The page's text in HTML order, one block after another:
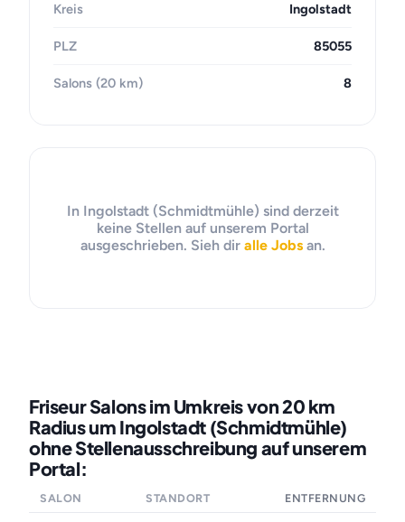
Kreis Ingolstadt
PLZ 85055
Salons (20 km) 8
In Ingolstadt (Schmidtmühle) sind derzeit
keine Stellen auf unserem Portal
ausgeschrieben. Sieh dir alle Jobsan.
Friseur Salons im Umkreis von 20 km
Radius um Ingolstadt (Schmidtmühle)
ohne Stellenausschreibung auf unserem
Portal:
SALON STANDORT ENTFERNUNG